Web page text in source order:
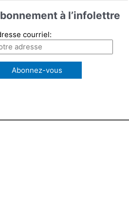
à l’infolettre
courriel: